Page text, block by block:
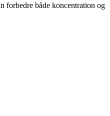
forbedre både koncentration og